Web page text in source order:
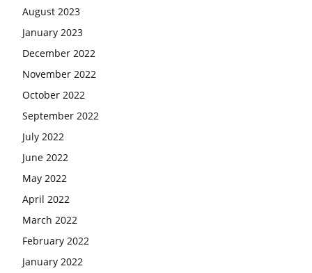
August 2023
January 2023
December 2022
November 2022
October 2022
September 2022
July 2022
June 2022
May 2022
April 2022
March 2022
February 2022
January 2022